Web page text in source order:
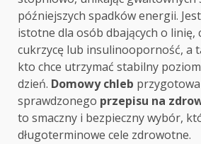
późniejszych spadków energii.
istotne dla osób dbających o linię,
cukrzycę lub insulinooporność, a
kto chce utrzymać stabilny
dzień. Domowy chleb
sprawdzonego przepisu na
to smaczny i bezpieczny wybór,
długoterminowe cele zdrowotne.